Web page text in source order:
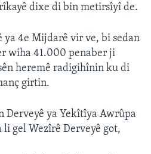
dixe di bin metirsîyî de.
ya 4e Mijdarê vir ve, bi sedan
wiha 41.000 penaber ji
heremê radigihînin ku di
girtin.
Derveyê ya Yekîtîya Awrûpa
li gel Wezîrê Derveyê got,